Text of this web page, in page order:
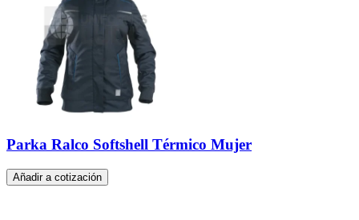
Parka Ralco Softshell Térmico Mujer
Añadir a cotización